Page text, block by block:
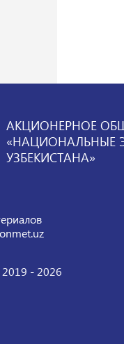
АКЦИОНЕРНОЕ
«НАЦИОНАЛЬНЫЕ
УЗБЕКИСТАНА»
- 2026